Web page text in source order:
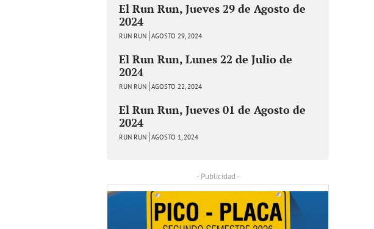
El Run Run, Jueves 29 de Agosto de
2024
RUN RUN AGOSTO 29, 2024
El Run Run, Lunes 22 de Julio de
2024
RUN RUN AGOSTO 22, 2024
El Run Run, Jueves 01 de Agosto de
2024
RUN RUN AGOSTO 1, 2024
- Publicidad -